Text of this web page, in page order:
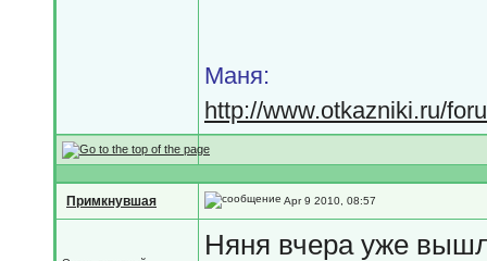
Маня:
http://www.otkazniki.ru/
Примкнувшая Apr 9 2010, 08:57
Няня вчера уже